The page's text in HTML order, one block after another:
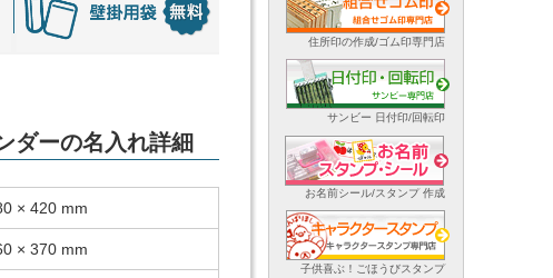
ダーの名入れ詳細
× 420 mm
× 370 mm
住所印の作成/ゴム印専門店
サンビー 日付印/回転印
お名前シール/スタンプ 作成
子供喜ぶ！ごほうびスタンプ